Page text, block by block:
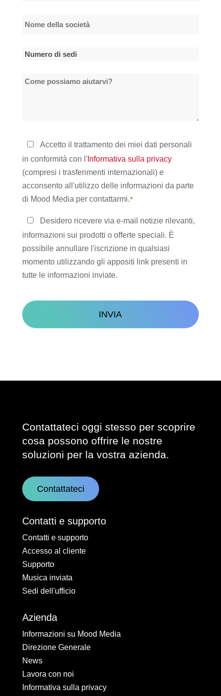
Nome
Numero
sedi
Come
Informativa
sulla
privacy
*
Accetto il trattamento dei miei dati personali
in conformità con l'Informativa sulla privacy
(compresi i trasferimenti internazionali) e
acconsento all'utilizzo delle informazioni da parte
di Mood Media per contattarmi.*
Rimanere
in
contatto
Desidero ricevere via e-mail notizie rilevanti,
informazioni sui prodotti o offerte speciali. È
possibile annullare l'iscrizione in qualsiasi
momento utilizzando gli appositi link presenti in
tutte le informazioni inviate.
Contattateci oggi stesso per scoprire
cosa possono offrire le nostre
soluzioni per la vostra azienda.
Contattateci
Contatti e supporto
Contatti e supporto
Accesso al cliente
Supporto
Musica inviata
Sedi dell'ufficio
Azienda
Informazioni su Mood Media
Direzione Generale
News
Lavora con noi
Informativa sulla privacy